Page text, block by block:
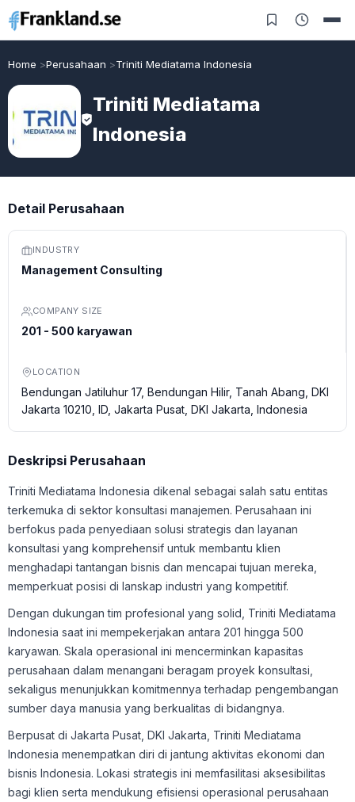
Home Perusahaan Triniti Mediatama Indonesia
Triniti Mediatama
Indonesia
Detail Perusahaan
INDUSTRY
Management Consulting
COMPANY SIZE
201 - 500 karyawan
LOCATION
Bendungan Jatiluhur 17, Bendungan Hilir, Tanah Abang, DKI
Jakarta 10210, ID, Jakarta Pusat, DKI Jakarta, Indonesia
Deskripsi Perusahaan
Triniti Mediatama Indonesia dikenal sebagai salah satu entitas
terkemuka di sektor konsultasi manajemen. Perusahaan ini
berfokus pada penyediaan solusi strategis dan layanan
konsultasi yang komprehensif untuk membantu klien
menghadapi tantangan bisnis dan mencapai tujuan mereka,
memperkuat posisi di lanskap industri yang kompetitif.
Dengan dukungan tim profesional yang solid, Triniti Mediatama
Indonesia saat ini mempekerjakan antara 201 hingga 500
karyawan. Skala operasional ini mencerminkan kapasitas
perusahaan dalam menangani beragam proyek konsultasi,
sekaligus menunjukkan komitmennya terhadap pengembangan
sumber daya manusia yang berkualitas di bidangnya.
Berpusat di Jakarta Pusat, DKI Jakarta, Triniti Mediatama
Indonesia menempatkan diri di jantung aktivitas ekonomi dan
bisnis Indonesia. Lokasi strategis ini memfasilitasi aksesibilitas
bagi klien serta mendukung efisiensi operasional perusahaan